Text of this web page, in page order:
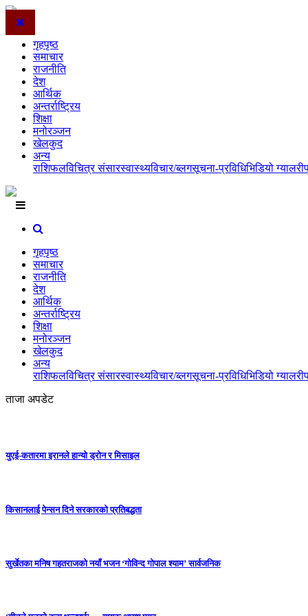
गृहपृष्ठ
समाचार
राजनीति
देश
आर्थिक
अन्तर्राष्ट्रिय
शिक्षा
मनोरञ्जन
खेलकुद
अन्य
राशिफलविचित्र संसारस्वास्थ्यविचार/ब्लगसूचना-प्रविधिभिडियो ग्यालरी
गृहपृष्ठ
समाचार
राजनीति
देश
आर्थिक
अन्तर्राष्ट्रिय
शिक्षा
मनोरञ्जन
खेलकुद
अन्य
राशिफलविचित्र संसारस्वास्थ्यविचार/ब्लगसूचना-प्रविधिभिडियो ग्यालरी
ताजा अपडेट
युएई-कतारमा इरानले हान्यो ड्रोन र मिसाइल
किसानलाई पेन्सन दिने सरकारको प्रतिबद्धता
सुर्खेतका मनिष गहतराजको नयाँ भजन ‘गोविन्द गोपाल श्याम’ सार्वजनिक